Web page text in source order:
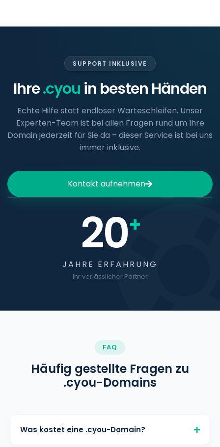
SUPPORT INKLUSIVE
Ihre.cyou in besten Händen
Echte Hilfe statt endloser Warteschleifen. Unser
Experten-Team ist bei allen Fragen rund um Ihre
Domain jederzeit für Sie da – dieser Service ist bei uns
immer inklusive.
Kontakt aufnehmen
20+
JAHRE ERFAHRUNG
Ihr verlässlicher Partner
FAQ
Häufig gestellte Fragen zu
.cyou-Domains
Was kostet eine .cyou-Domain?